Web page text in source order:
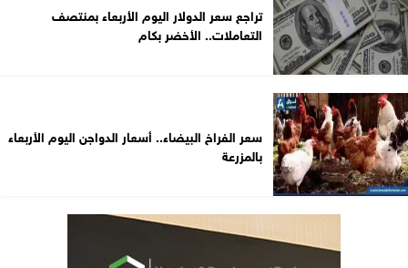
تراجع سعر الدولار اليوم الأربعاء بمنتصف
التعاملات.. الأخضر بكام
سعر الفراخ البيضاء.. أسعار الدواجن اليوم الأربعاء
بالمزرعة